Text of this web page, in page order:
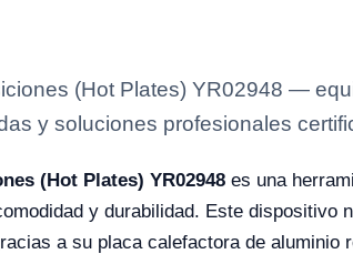
(Hot Plates) YR02948 —
y soluciones profesionales
(Hot Plates) YR02948 es una
y durabilidad. Este dispositivo
a su placa calefactora de aluminio